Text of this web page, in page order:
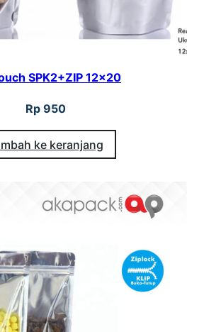
SPK2+ZIP 12×20
Rp950
ke keranjang